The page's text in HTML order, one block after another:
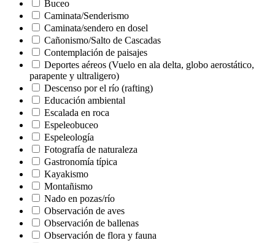
Buceo
Caminata/Senderismo
Caminata/sendero en dosel
Cañonismo/Salto de Cascadas
Contemplación de paisajes
Deportes aéreos (Vuelo en ala delta, globo aerostático,
parapente y ultraligero)
Descenso por el río (rafting)
Educación ambiental
Escalada en roca
Espeleobuceo
Espeleología
Fotografía de naturaleza
Gastronomía típica
Kayakismo
Montañismo
Nado en pozas/río
Observación de aves
Observación de ballenas
Observación de flora y fauna